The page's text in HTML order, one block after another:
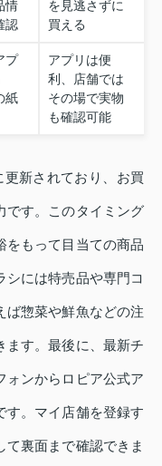
情
認
を見逃さずに
買える
プ
紙
アプリは便
利、店舗では
その場で実物
も確認可能
新されており、お買
です。このタイミング
をもって目当ての商品
シには特売品や専門コ
ば惣菜や鮮魚などの注
ます。最後に、最新チ
ォンからロピア公式ア
す。マイ店舗を登録す
て裏面まで確認できま